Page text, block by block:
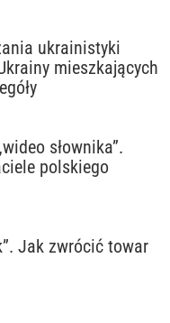
ukrainistyki
mieszkających
słownika”.
polskiego
Jak zwrócić towar